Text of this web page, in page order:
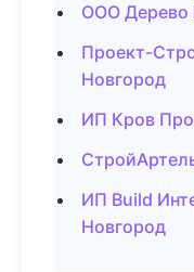
ООО Дерево
Проект-
Новгород
ИП Кров
ИП Build
Новгород